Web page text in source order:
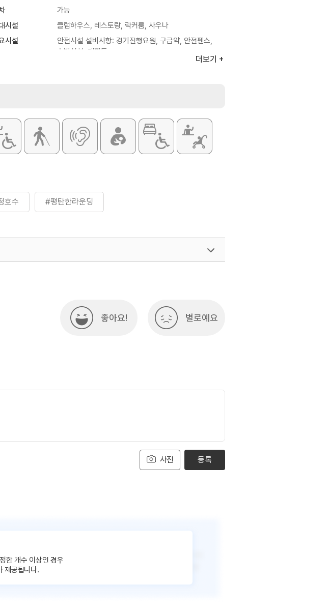
가능
시설
클럽하우스, 레스토랑, 락커룸, 사우나
시설
안전시설 설비사항: 경기진행요원, 구급약, 안전펜스,
소방시설, 대피도
더보기
호수 #평탄한라운딩
좋아요! 별로예요
사진 등록
한 개수 이상인 경우
제공됩니다.